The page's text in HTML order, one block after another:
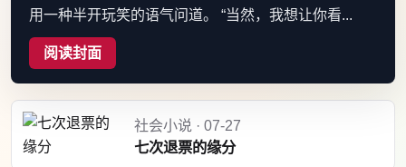
用一种半开玩笑的语气问道。 “当然，我想让你看...
阅读封面
社会小说 · 07-27
七次退票的缘分